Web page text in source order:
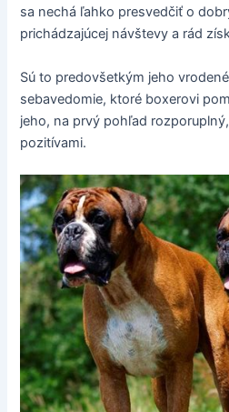
sa nechá ľahko presvedčiť o
prichádzajúcej návštevy a rád
Sú to predovšetkým jeho
sebavedomie, ktoré boxerovi
jeho, na prvý pohľad
pozitívami.